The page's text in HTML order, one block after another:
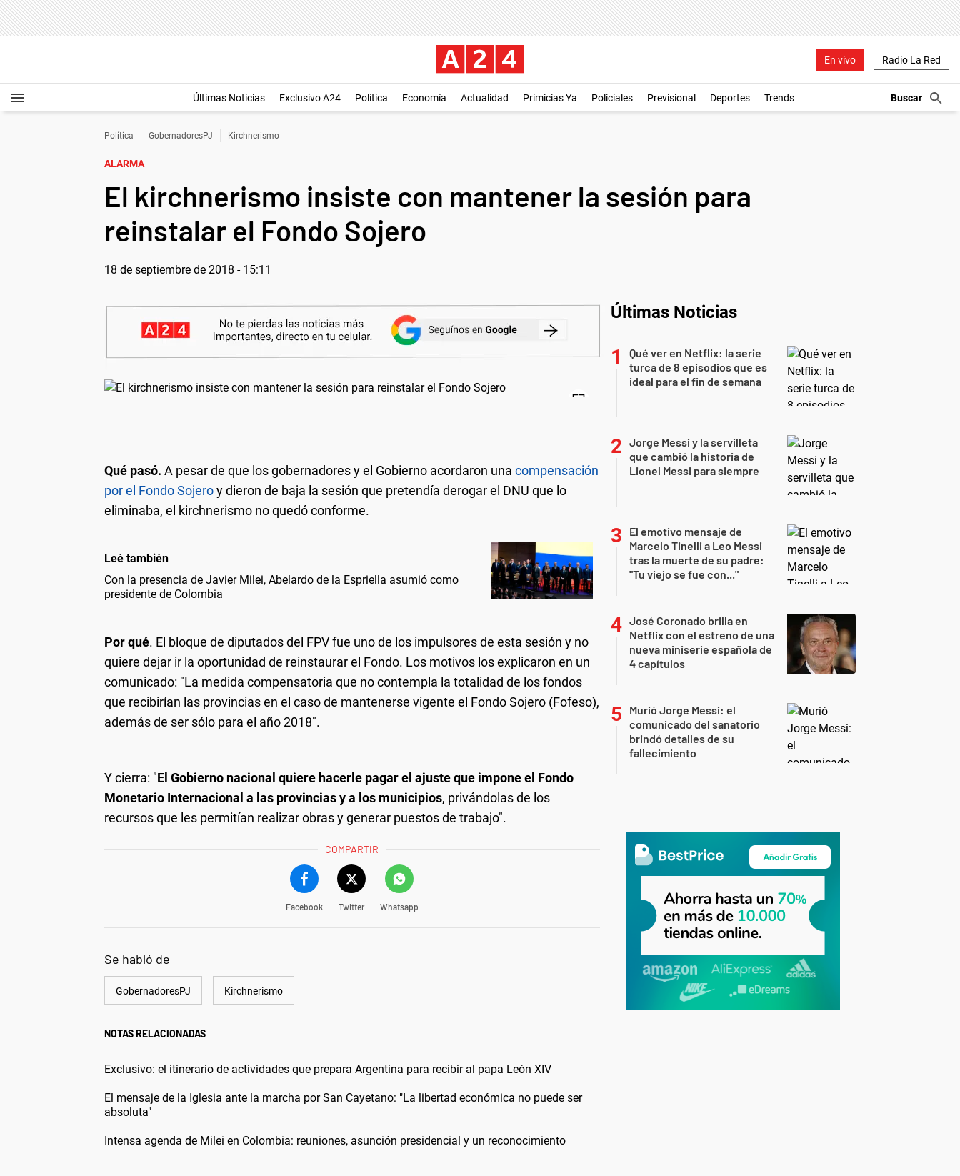
En vivo Radio La Red
Últimas Noticias Exclusivo A24 Política Economía Actualidad Primicias Ya Policiales Previsional Deportes Trends
Política GobernadoresPJ Kirchnerismo
ALARMA
El kirchnerismo insiste con mantener la sesión para
reinstalar el Fondo Sojero
18 de septiembre de 2018 - 15:11
Qué pasó. A pesar de que los gobernadores y el Gobierno acordaron una compensación
por el Fondo Sojeroy dieron de baja la sesión que pretendía derogar el DNU que lo
eliminaba, el kirchnerismo no quedó conforme.
Leé también
Con la presencia de Javier Milei, Abelardo de la Espriella asumió como
presidente de Colombia
Por qué. El bloque de diputados del FPV fue uno de los impulsores de esta sesión y no
quiere dejar ir la oportunidad de reinstaurar el Fondo. Los motivos los explicaron en un
comunicado: "La medida compensatoria que no contempla la totalidad de los fondos
que recibirían las provincias en el caso de mantenerse vigente el Fondo Sojero (Fofeso),
además de ser sólo para el año 2018".
Y cierra: "El Gobierno nacional quiere hacerle pagar el ajuste que impone el Fondo
Monetario Internacional a las provincias y a los municipios, privándolas de los
recursos que les permitían realizar obras y generar puestos de trabajo".
COMPARTIR
Facebook Twitter Whatsapp
Se habló de
GobernadoresPJ Kirchnerismo
NOTAS RELACIONADAS
Exclusivo: el itinerario de actividades que prepara Argentina para recibir al papa León XIV
El mensaje de la Iglesia ante la marcha por San Cayetano: "La libertad económica no puede ser
absoluta"
Intensa agenda de Milei en Colombia: reuniones, asunción presidencial y un reconocimiento
Últimas Noticias
Qué ver en Netflix: la serie
turca de 8 episodios que es
ideal para el fin de semana
Jorge Messi y la servilleta
que cambió la historia de
Lionel Messi para siempre
El emotivo mensaje de
Marcelo Tinelli a Leo Messi
tras la muerte de su padre:
"Tu viejo se fue con..."
José Coronado brilla en
Netflix con el estreno de una
nueva miniserie española de
4 capítulos
Murió Jorge Messi: el
comunicado del sanatorio
brindó detalles de su
fallecimiento